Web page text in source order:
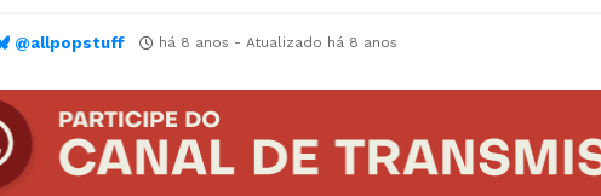
@allpopstuff há 8 anos - Atualizado há 8 anos